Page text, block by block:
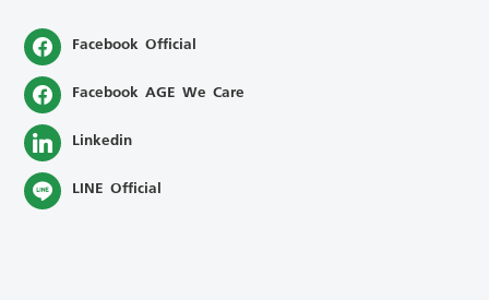
Facebook Official
Facebook AGE We Care
Linkedin
LINE Official